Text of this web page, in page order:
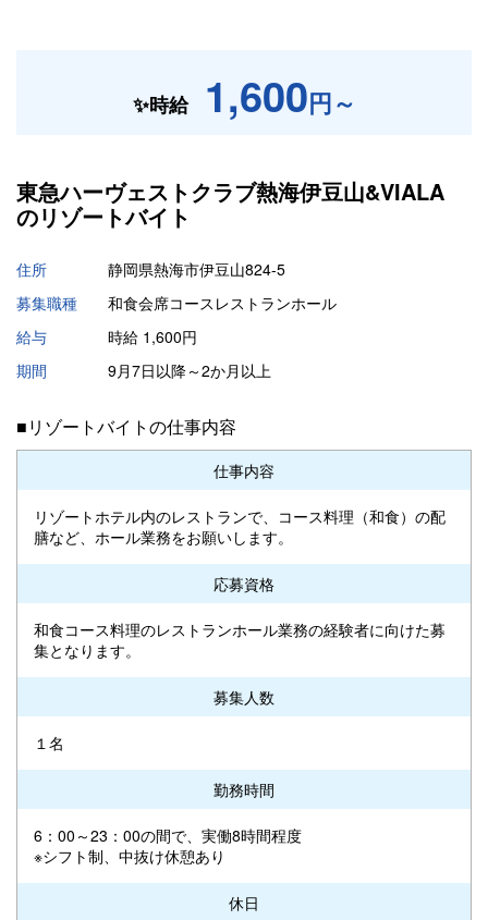
✨時給 1,600円～
東急ハーヴェストクラブ熱海伊豆山&VIALA
のリゾートバイト
住所
静岡県熱海市伊豆山824-5
募集職種
和食会席コースレストランホール
給与
時給 1,600円
期間
9月7日以降～2か月以上
■リゾートバイトの仕事内容
仕事内容
リゾートホテル内のレストランで、コース料理（和食）の配
膳など、ホール業務をお願いします。
応募資格
和食コース料理のレストランホール業務の経験者に向けた募
集となります。
募集人数
１名
勤務時間
6：00～23：00の間で、実働8時間程度
※シフト制、中抜け休憩あり
休日